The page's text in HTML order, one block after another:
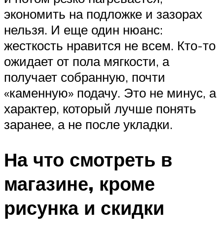
экономить на подложке и зазорах
нельзя. И еще один нюанс:
жесткость нравится не всем. Кто-то
ожидает от пола мягкости, а
получает собранную, почти
«каменную» подачу. Это не минус, а
характер, который лучше понять
заранее, а не после укладки.
На что смотреть в
магазине, кроме
рисунка и скидки